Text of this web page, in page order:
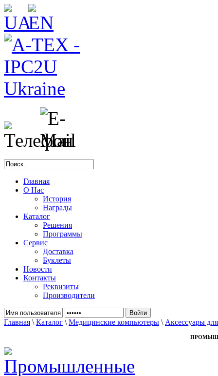
Главная
О Нас
История
Награды
Каталог
Решения
Программы
Сервис
Доставка
Буклеты
Новости
Контакты
Реквизиты
Производители
Главная \ Каталог \ Медицинские компьютеры \ Аксессуары